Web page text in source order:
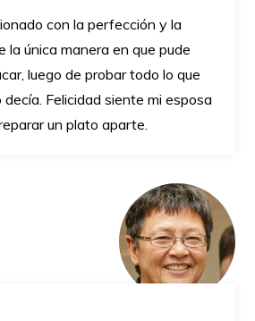
con la perfección y la
la única manera en que pude
luego de probar todo lo que
decía. Felicidad siente mi esposa
un plato aparte.